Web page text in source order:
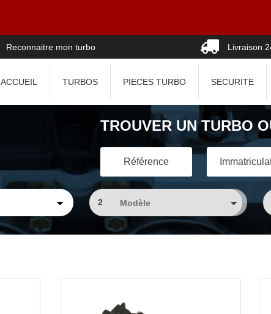
Reconnaitre mon turbo Livraison
ACCUEIL TURBOS PIECES TURBO SECURITE
TROUVER UN TURBO
Référence
2